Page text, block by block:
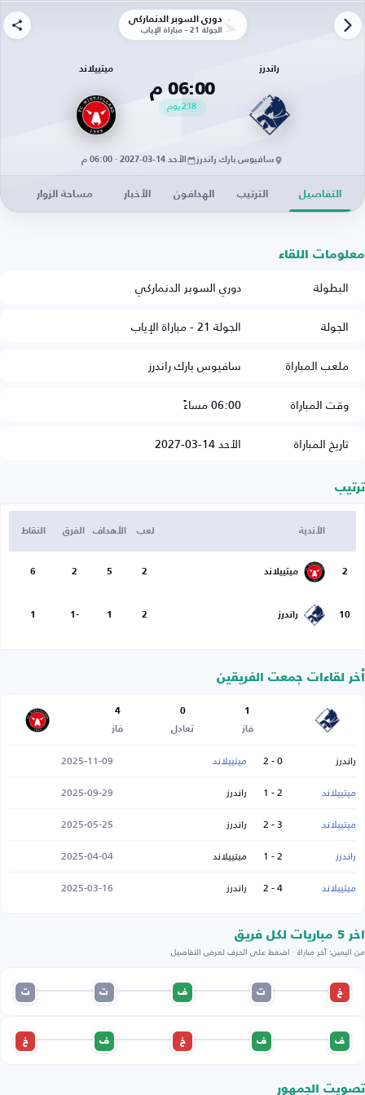
دوري السوبر الدنماركي
الجولة 21 - مباراة الإياب
راندرز
06:00 م
218يوم
ميتييلاند
سافيوس بارك راندرز الأحد 14-03-2027 · 06:00 م
التفاصيل الترتيب الهدافون الأخبار مساحة الزوار
معلومات اللقاء
البطولة
دوري السوبر الدنماركي
الجولة
الجولة 21 - مباراة الإياب
ملعب المباراة
سافيوس بارك راندرز
وقت المباراة
06:00 مساءً
تاريخ المباراة
الأحد 14-03-2027
ترتيب
الأندية لعب الأهداف الفرق النقاط
2 ميتييلاند 2
5
2
6
10 راندرز 2
1
-1
1
أخر لقاءات جمعت الفريقين
1
فاز
0
تعادل
4
فاز
راندرز 0 - 2 ميتييلاند
2025-11-09
ميتييلاند
2 - 1 راندرز
2025-09-29
ميتييلاند
3 - 2 راندرز
2025-05-25
راندرز
2 - 1 ميتييلاند
2025-04-04
ميتييلاند
4 - 2 راندرز 2025-03-16
اخر 5 مباريات لكل فريق
من اليمين: آخر مباراة · اضغط على الحرف لعرض التفاصيل
خ ت ف ت ت
ف ف خ ف خ
تصويت الجمهور